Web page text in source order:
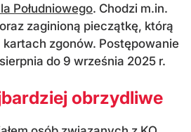
Południowego. Chodzi m.in.
zaginioną pieczątkę, którą
zgonów. Postępowanie
do 9 września 2025 r.
obrzydliwe